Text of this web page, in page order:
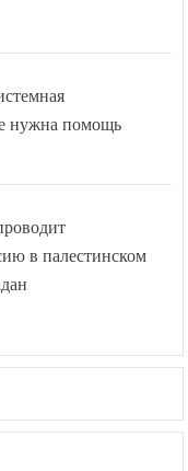
нужна помощь
в палестинском